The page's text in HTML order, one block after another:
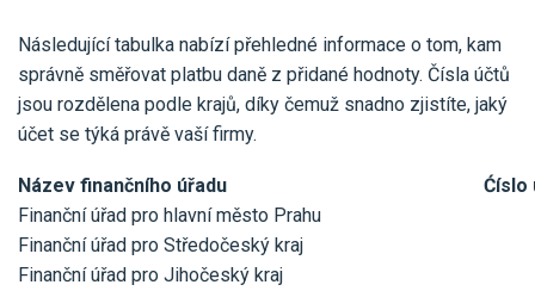
Následující tabulka nabízí přehledné informace o tom, kam
správně směřovat platbu daně z přidané hodnoty. Čísla účtů
jsou rozdělena podle krajů, díky čemuž snadno zjistíte, jaký
účet se týká právě vaší firmy.
Název finančního úřadu
Ćíslo
Finanční úřad pro hlavní město Prahu
Finanční úřad pro Středočeský kraj
Finanční úřad pro Jihočeský kraj